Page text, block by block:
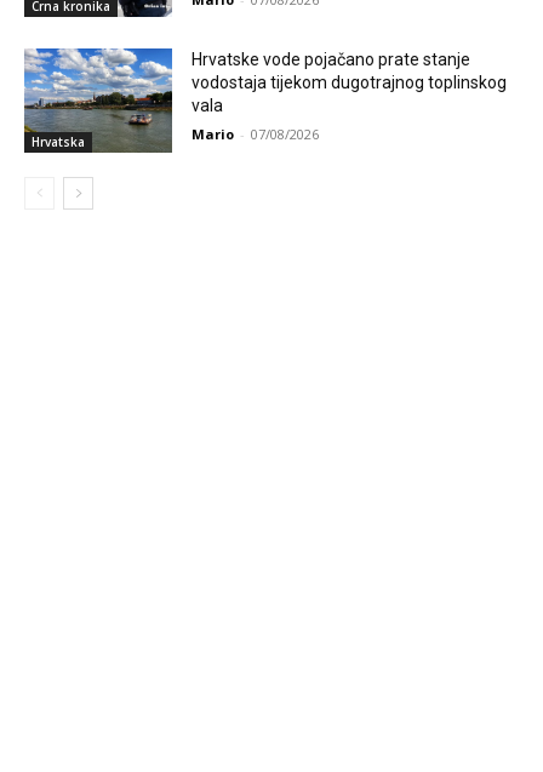
Crna kronika
Hrvatska
Hrvatske vode pojačano prate stanje
vodostaja tijekom dugotrajnog toplinskog
vala
Mario - 07/08/2026